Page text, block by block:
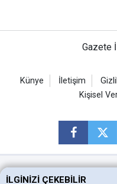
Gazete
Künye İletişim
Kişisel
İLGINIZI ÇEKEBILIR